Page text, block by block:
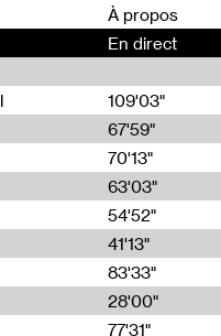
À propos
En direct
109'03"
67'59"
70'13"
63'03"
54'52"
41'13"
83'33"
28'00"
77'31"